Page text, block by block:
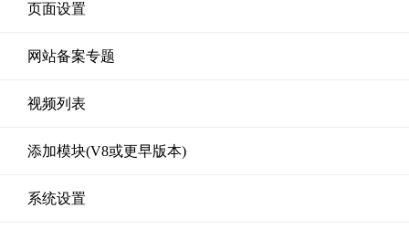
页面设置
网站备案专题
视频列表
添加模块(V8或更早版本)
系统设置